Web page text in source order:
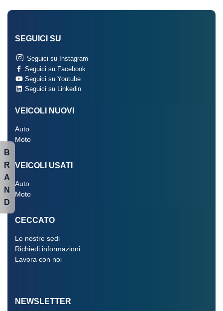
SEGUICI SU
Seguici su Instagram
Seguici su Facebook
Seguici su Youtube
Seguici su Linkedin
VEICOLI NUOVI
Auto
Moto
VEICOLI USATI
Auto
Moto
CECCATO
Le nostre sedi
Richiedi informazioni
Lavora con noi
NEWSLETTER
B
R
A
N
D